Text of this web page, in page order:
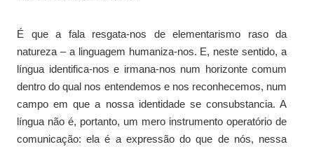
É que a fala resgata-nos de elementarismo raso da
natureza – a linguagem humaniza-nos. E, neste sentido, a
língua identifica-nos e irmana-nos num horizonte comum
dentro do qual nos entendemos e nos reconhecemos, num
campo em que a nossa identidade se consubstancia. A
língua não é, portanto, um mero instrumento operatório de
comunicação: ela é a expressão do que de nós, nessa